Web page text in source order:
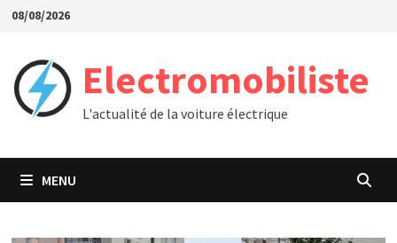
Passer
contenu
08/08/2026
Electromobiliste
L'actualité de la voiture électrique
MENU